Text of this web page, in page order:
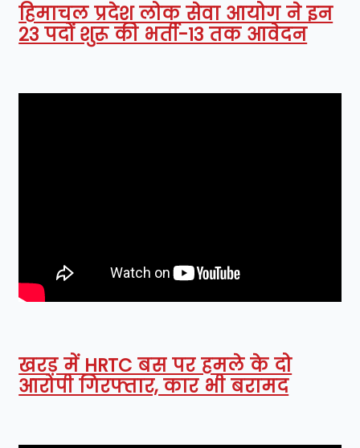
हिमाचल प्रदेश लोक सेवा आयोग ने इन
23 पदों शुरू की भर्ती-13 तक आवेदन
खरड़ में HRTC बस पर हमले के दो
आरोपी गिरफ्तार, कार भी बरामद